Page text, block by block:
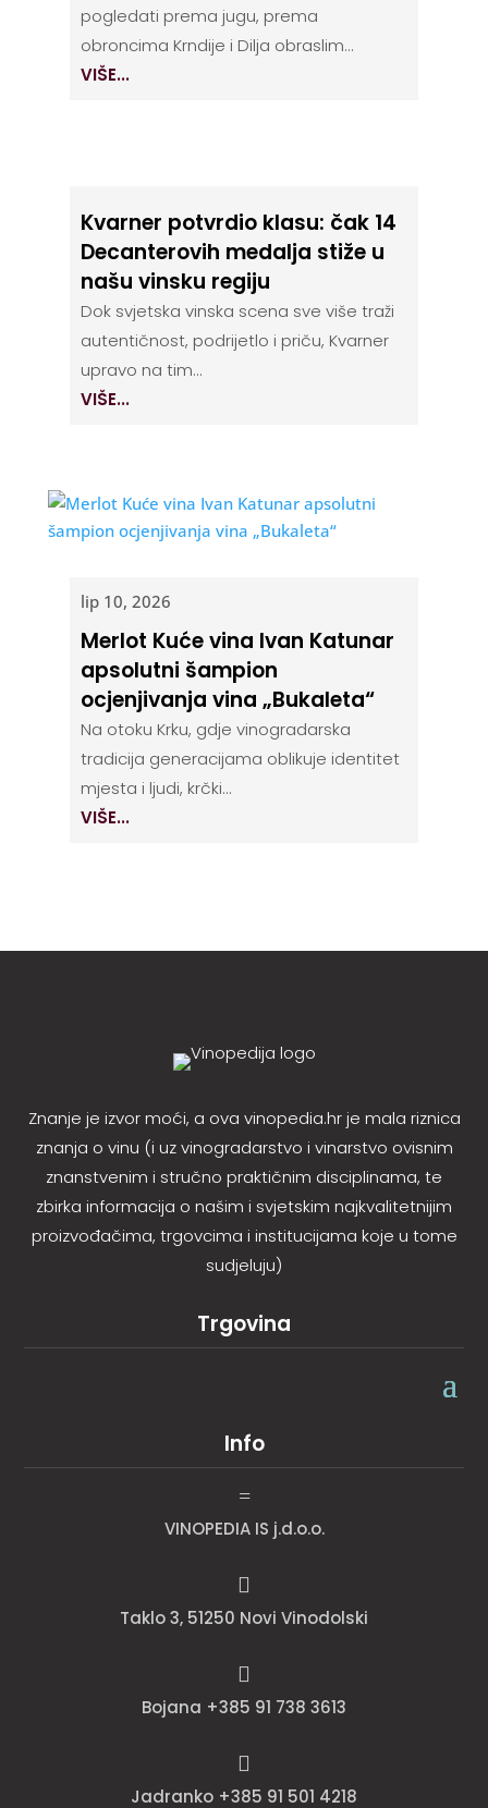
pogledati prema jugu, prema
obroncima Krndije i Dilja obraslim...
VIŠE...
Kvarner potvrdio klasu: čak 14
Decanterovih medalja stiže u
našu vinsku regiju
Dok svjetska vinska scena sve više traži
autentičnost, podrijetlo i priču, Kvarner
upravo na tim...
VIŠE...
lip 10, 2026
Merlot Kuće vina Ivan Katunar
apsolutni šampion
ocjenjivanja vina „Bukaleta“
Na otoku Krku, gdje vinogradarska
tradicija generacijama oblikuje identitet
mjesta i ljudi, krčki...
VIŠE...
Znanje je izvor moći, a ova vinopedia.hr je mala riznica
znanja o vinu (i uz vinogradarstvo i vinarstvo ovisnim
znanstvenim i stručno praktičnim disciplinama, te
zbirka informacija o našim i svjetskim najkvalitetnijim
proizvođačima, trgovcima i institucijama koje u tome
sudjeluju)
Trgovina
Info
=
VINOPEDIA IS j.d.o.o.

Taklo 3, 51250 Novi Vinodolski

Bojana +385 91 738 3613

Jadranko +385 91 501 4218